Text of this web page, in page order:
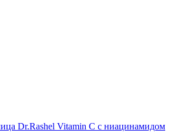
Dr.Rashel Vitamin C с ниацинамидом